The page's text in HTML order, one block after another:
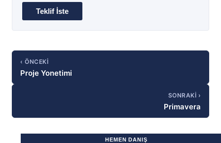
‹ ÖNCEKI
Proje Yonetimi
SONRAKI ›
Primavera
HEMEN DANIŞ